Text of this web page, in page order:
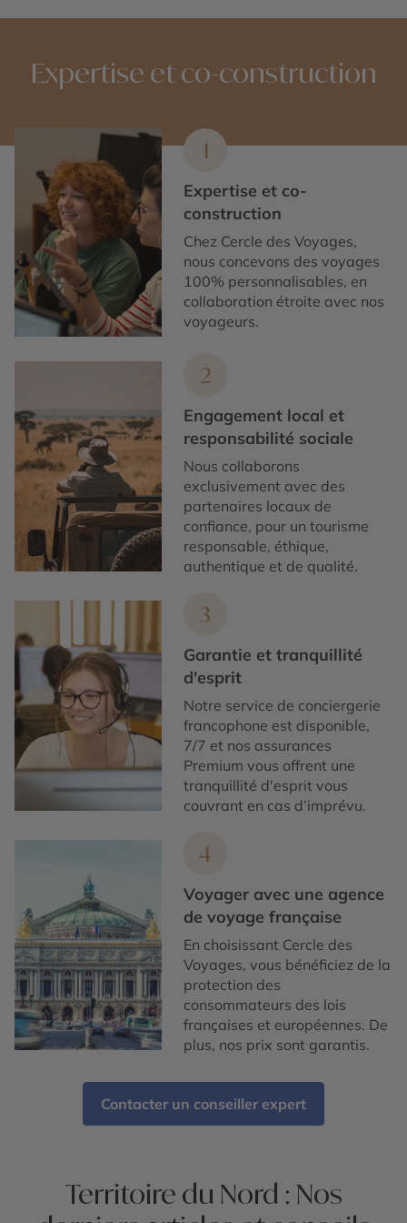
Expertise et co-construction
1
Expertise et co-
construction
Chez Cercle des Voyages,
nous concevons des voyages
100% personnalisables, en
collaboration étroite avec nos
voyageurs.
2
Engagement local et
responsabilité sociale
Nous collaborons
exclusivement avec des
partenaires locaux de
confiance, pour un tourisme
responsable, éthique,
authentique et de qualité.
3
Garantie et tranquillité
d'esprit
Notre service de conciergerie
francophone est disponible,
7/7 et nos assurances
Premium vous offrent une
tranquillité d'esprit vous
couvrant en cas d’imprévu.
4
Voyager avec une agence
de voyage française
En choisissant Cercle des
Voyages, vous bénéficiez de la
protection des
consommateurs des lois
françaises et européennes. De
plus, nos prix sont garantis.
Contacter un conseiller expert
Territoire du Nord : Nos